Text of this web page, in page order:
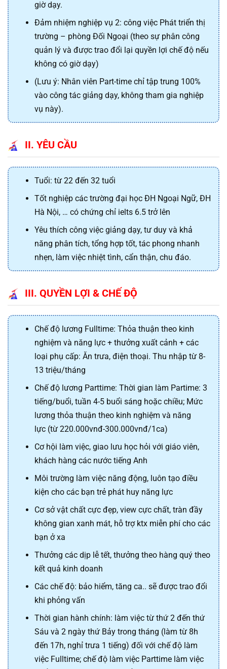
giờ dạy.
Đảm nhiệm nghiệp vụ 2: công việc Phát triển thị
trường – phòng Đối Ngoại (theo sự phân công
quản lý và được trao đổi lại quyền lợi chế độ nếu
không có giờ dạy)
(Lưu ý: Nhân viên Part-time chỉ tập trung 100%
vào công tác giảng dạy, không tham gia nghiệp
vụ này).
II. YÊU CẦU
Tuổi: từ 22 đến 32 tuổi
Tốt nghiệp các trường đại học ĐH Ngoại Ngữ, ĐH
Hà Nội, … có chứng chỉ ielts 6.5 trở lên
Yêu thích công việc giảng dạy, tư duy và khả
năng phân tích, tổng hợp tốt, tác phong nhanh
nhẹn, làm việc nhiệt tình, cẩn thận, chu đáo.
III. QUYỀN LỢI & CHẾ ĐỘ
Chế độ lương Fulltime: Thỏa thuận theo kinh
nghiệm và năng lực + thưởng xuất cảnh + các
loại phụ cấp: Ăn trưa, điện thoại. Thu nhập từ 8-
13 triệu/tháng
Chế độ lương Parttime: Thời gian làm Partime: 3
tiếng/buổi, tuần 4-5 buổi sáng hoặc chiều; Mức
lương thỏa thuận theo kinh nghiệm và năng
lực (từ 220.000vnđ-300.000vnđ/1ca)
Cơ hội làm việc, giao lưu học hỏi với giáo viên,
khách hàng các nước tiếng Anh
Môi trường làm việc năng động, luôn tạo điều
kiện cho các bạn trẻ phát huy năng lực
Cơ sở vật chất cực đẹp, view cực chất, tràn đầy
không gian xanh mát, hỗ trợ ktx miễn phí cho các
bạn ở xa
Thưởng các dịp lễ tết, thưởng theo hàng quý theo
kết quả kinh doanh
Các chế độ: bảo hiểm, tăng ca.. sẽ được trao đổi
khi phỏng vấn
Thời gian hành chính: làm việc từ thứ 2 đến thứ
Sáu và 2 ngày thứ Bảy trong tháng (làm từ 8h
đến 17h, nghỉ trưa 1 tiếng) đối với chế độ làm
việc Fulltime; chế độ làm việc Parttime làm việc